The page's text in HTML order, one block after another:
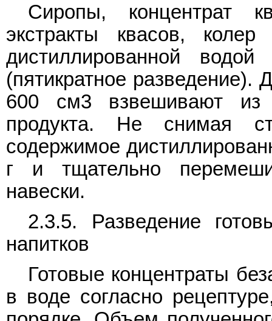
Сиропы, концентрат
экстракты квасов,
дистиллированной
(пятикратное разведение).
600 см3 взвешивают из
продукта. Не снимая
содержимое
г и тщательно
навески.
2.3.5. Разведение
напитков
Готовые концентраты
в воде согласно